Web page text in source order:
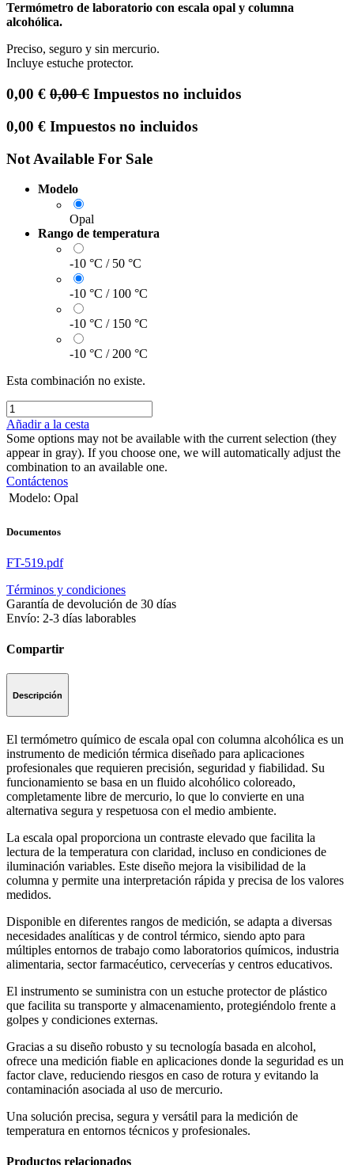
Termómetro de laboratorio con escala opal y columna
alcohólica.
Preciso, seguro y sin mercurio.
Incluye estuche protector.
0,00 € 0,00€ Impuestos no incluidos
0,00 € Impuestos no incluidos
Not Available For Sale
Modelo
Opal
Rango de temperatura
-10 °C / 50 °C
-10 °C / 100 °C
-10 °C / 150 °C
-10 °C / 200 °C
Esta combinación no existe.
Añadir a la cesta
Some options may not be available with the current selection (they
appear in gray). If you choose one, we will automatically adjust the
combination to an available one.
Contáctenos
Modelo: Opal
Documentos
FT-519.pdf
Términos y condiciones
Garantía de devolución de 30 días
Envío: 2-3 días laborables
Compartir
Descripción
El termómetro químico de escala opal con columna alcohólica es un
instrumento de medición térmica diseñado para aplicaciones
profesionales que requieren precisión, seguridad y fiabilidad. Su
funcionamiento se basa en un fluido alcohólico coloreado,
completamente libre de mercurio, lo que lo convierte en una
alternativa segura y respetuosa con el medio ambiente.
La escala opal proporciona un contraste elevado que facilita la
lectura de la temperatura con claridad, incluso en condiciones de
iluminación variables. Este diseño mejora la visibilidad de la
columna y permite una interpretación rápida y precisa de los valores
medidos.
Disponible en diferentes rangos de medición, se adapta a diversas
necesidades analíticas y de control térmico, siendo apto para
múltiples entornos de trabajo como laboratorios químicos, industria
alimentaria, sector farmacéutico, cervecerías y centros educativos.
El instrumento se suministra con un estuche protector de plástico
que facilita su transporte y almacenamiento, protegiéndolo frente a
golpes y condiciones externas.
Gracias a su diseño robusto y su tecnología basada en alcohol,
ofrece una medición fiable en aplicaciones donde la seguridad es un
factor clave, reduciendo riesgos en caso de rotura y evitando la
contaminación asociada al uso de mercurio.
Una solución precisa, segura y versátil para la medición de
temperatura en entornos técnicos y profesionales.
Productos relacionados